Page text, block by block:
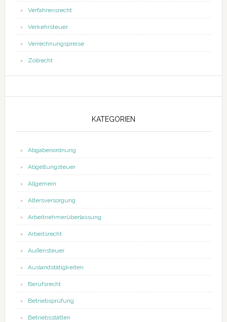
Verfahrensrecht
Verkehrsteuer
Verrechnungspreise
Zollrecht
KATEGORIEN
Abgabenordnung
Abgeltungsteuer
Allgemein
Altersversorgung
Arbeitnehmerüberlassung
Arbeitsrecht
Außensteuer
Auslandstätigkeiten
Berufsrecht
Betriebsprüfung
Betriebsstätten